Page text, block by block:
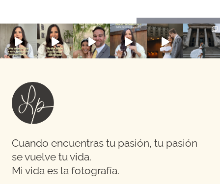
Cuando encuentras tu pasión, tu pasión
se vuelve tu vida.
Mi vida es la fotografía.